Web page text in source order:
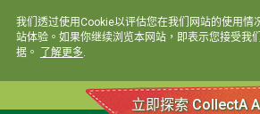
我们透过使用Cookie以评估您在我们网站的使用情
站体验。如果你继续浏览本网站，即表示您接受我
据。
了解更多.
立即探索 CollectA